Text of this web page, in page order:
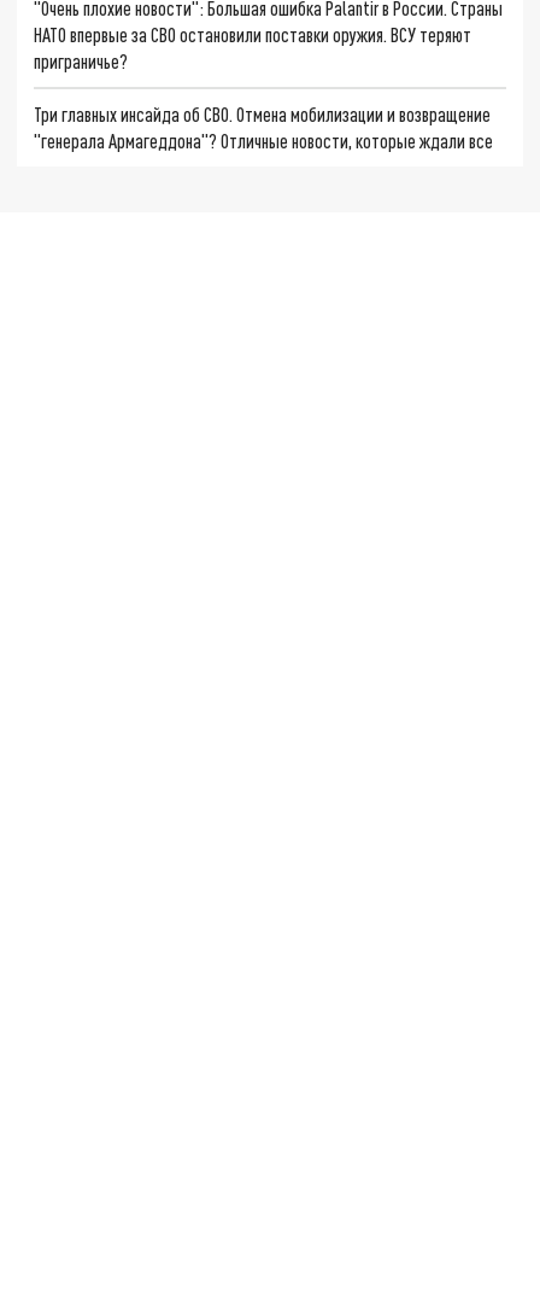
"Очень плохие новости": Большая ошибка Palantir в России. Страны
НАТО впервые за СВО остановили поставки оружия. ВСУ теряют
приграничье?
Три главных инсайда об СВО. Отмена мобилизации и возвращение
"генерала Армагеддона"? Отличные новости, которые ждали все